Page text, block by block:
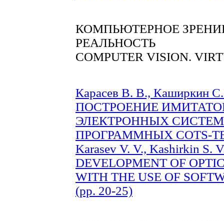
КОМПЬЮТЕРНОЕ
РЕАЛЬНОСТЬ
COMPUTER VISION.
Карасев В. В., Каширкин
ПОСТРОЕНИЕ
ЭЛЕКТРОННЫХ
ПРОГРАММНЫХ COTS-
Karasev V. V., Kashirkin S.
DEVELOPMENT OF
WITH THE USE OF
(pp. 20-25)